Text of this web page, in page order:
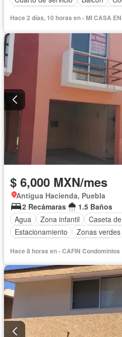
Hace 2 días, 10 horas en - MI CASA
$ 6,000 MXN/mes
Antigua Hacienda, Puebla
2 Recámaras
1.5 Baños
Agua
Zona infantil Caseta
Estacionamiento
Zonas verdes
Hace 8 horas en - CAFIN Condominios